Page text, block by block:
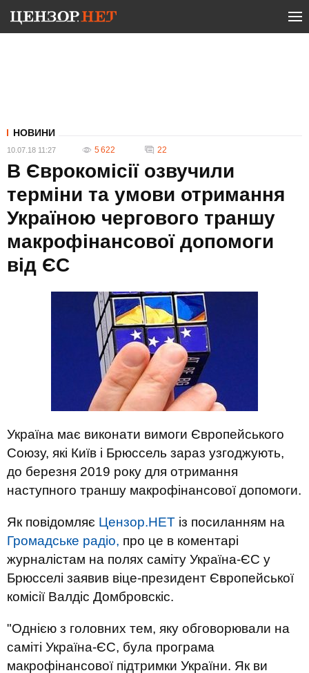
НОВИНИ
10.07.18 11:27 5 622 22
В Єврокомісії озвучили
терміни та умови отримання
Україною чергового траншу
макрофінансової допомоги
від ЄС
Україна має виконати вимоги Європейського
Союзу, які Київ і Брюссель зараз узгоджують,
до березня 2019 року для отримання
наступного траншу макрофінансової допомоги.
Як повідомляє Цензор.НЕТ із посиланням на
Громадське радіо, про це в коментарі
журналістам на полях саміту Україна-ЄС у
Брюсселі заявив віце-президент Європейської
комісії Валдіс Домбровскіс.
"Однією з головних тем, яку обговорювали на
саміті Україна-ЄС, була програма
макрофінансової підтримки України. Як ви